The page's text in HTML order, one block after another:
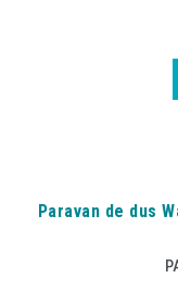
Paravan de dus